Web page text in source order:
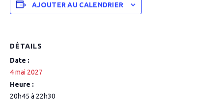
AJOUTER AU CALENDRIER
DÉTAILS
Date :
4 mai 2027
Heure :
20h45 à 22h30